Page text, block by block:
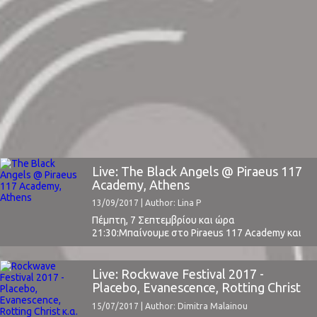
Live: The Black Angels @ Piraeus 117
Academy, Athens
13/09/2017 | Author: Lina P
Πέμπτη, 7 Σεπτεμβρίου και ώρα
21:30:Μπαίνουμε στο Piraeus 117 Academy και
ίσα που προλαβαίνουμε τους Holy Monitor, οι
οποίοι όμως μας βάζουν κατευθείαν στο κλίμα.
Καλή νεοψυχεδέλεια από μια ελληνική μπάντα
που μετρά 2 EP's σε ψηφιακή μορφή και το
πρώτο της πολύ φρέσκο ομώνυμο άλμπουμ που
αποτελείται από 10 ...
Live: Rockwave Festival 2017 -
Placebo, Evanescence, Rotting Christ
κ.α.
15/07/2017 | Author: Dimitra Malainou